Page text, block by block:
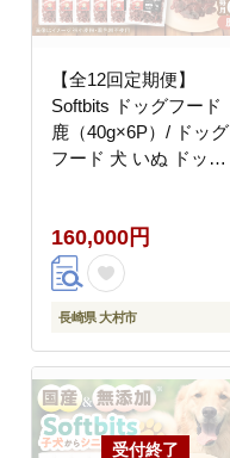
【全12回定期便】
Softbits ドッグフード
鹿（40g×6P）/ ドッグ
フード 犬 いぬ ドッグ
[ACAM036]
160,000円
長崎県 大村市